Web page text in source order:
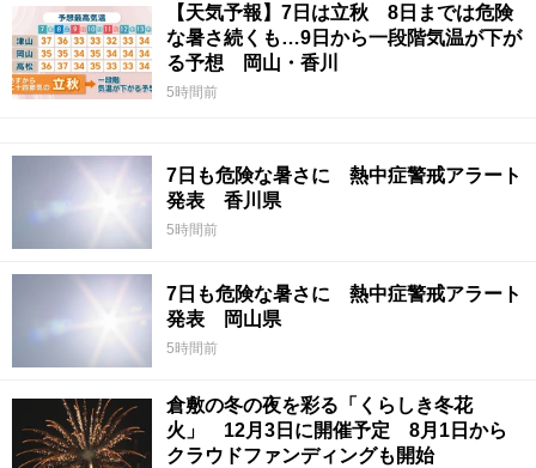
【天気予報】7日は立秋 8日までは危険
な暑さ続くも…9日から一段階気温が下が
る予想 岡山・香川
5時間前
7日も危険な暑さに 熱中症警戒アラート
発表 香川県
5時間前
7日も危険な暑さに 熱中症警戒アラート
発表 岡山県
5時間前
倉敷の冬の夜を彩る「くらしき冬花
火」 12月3日に開催予定 8月1日から
クラウドファンディングも開始